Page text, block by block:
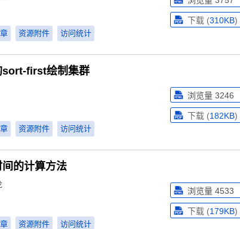
资源附件 访问统计
下载 (310KB)
sort-first绘制集群
资源附件 访问统计
浏览量 3246
下载 (182KB)
的计算方法
资源附件 访问统计
浏览量 4533
下载 (179KB)